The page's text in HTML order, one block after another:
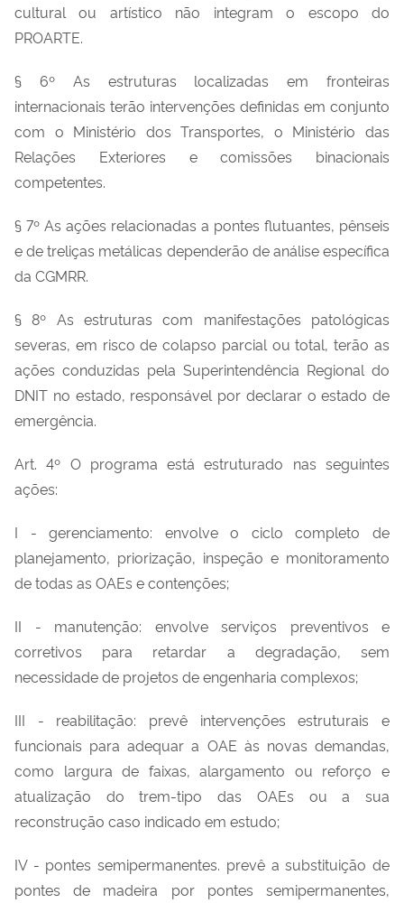
cultural ou artístico não integram o escopo do
PROARTE.
§ 6º As estruturas localizadas em fronteiras
internacionais terão intervenções definidas em conjunto
com o Ministério dos Transportes, o Ministério das
Relações Exteriores e comissões binacionais
competentes.
§ 7º As ações relacionadas a pontes flutuantes, pênseis
e de treliças metálicas dependerão de análise específica
da CGMRR.
§ 8º As estruturas com manifestações patológicas
severas, em risco de colapso parcial ou total, terão as
ações conduzidas pela Superintendência Regional do
DNIT no estado, responsável por declarar o estado de
emergência.
Art. 4º O programa está estruturado nas seguintes
ações:
I - gerenciamento: envolve o ciclo completo de
planejamento, priorização, inspeção e monitoramento
de todas as OAEs e contenções;
II - manutenção: envolve serviços preventivos e
corretivos para retardar a degradação, sem
necessidade de projetos de engenharia complexos;
III - reabilitação: prevê intervenções estruturais e
funcionais para adequar a OAE às novas demandas,
como largura de faixas, alargamento ou reforço e
atualização do trem-tipo das OAEs ou a sua
reconstrução caso indicado em estudo;
IV - pontes semipermanentes. prevê a substituição de
pontes de madeira por pontes semipermanentes,